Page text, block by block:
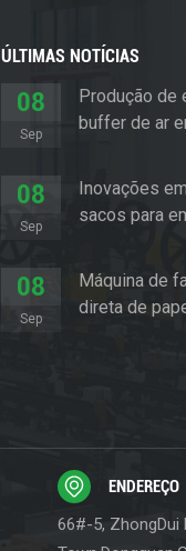
ÚLTIMAS NOTÍCIAS
08
Sep
Produção de
buffer de ar
08
Sep
Inovações
sacos para
08
Sep
Máquina de
direta de
ENDEREÇO
66#-5, ZhongDui